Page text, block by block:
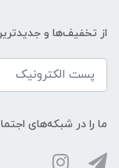
از تخفیف‌ها و
ما را در شبکه‌های